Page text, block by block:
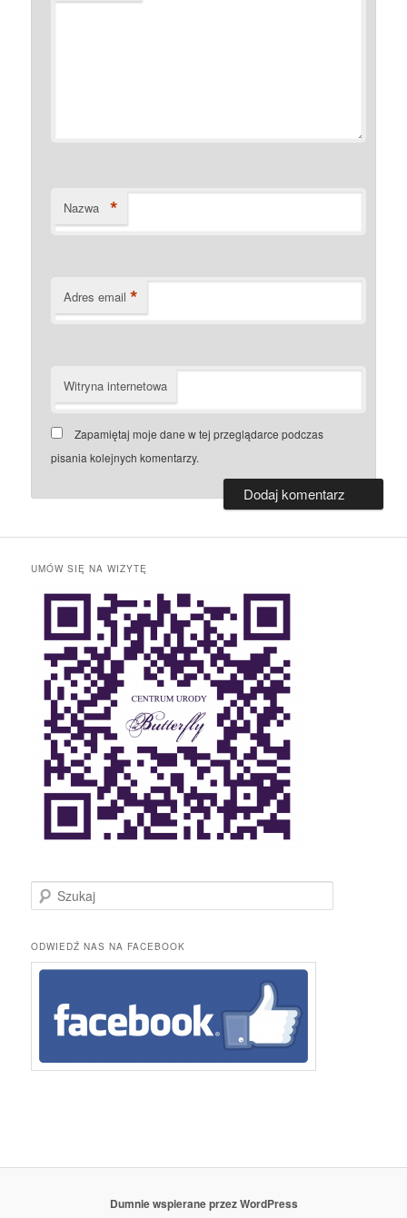
Nazwa *
Adres email *
Witryna internetowa
Zapamiętaj moje dane w tej przeglądarce podczas
pisania kolejnych komentarzy.
UMÓW SIĘ NA WIZYTĘ
z
k
a
ODWIEDŹ NAS NA FACEBOOK
Dumnie wspierane przez WordPress